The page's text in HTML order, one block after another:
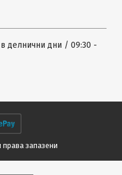
делнични дни / 09:30 -
права запазени